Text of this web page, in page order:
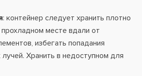
: контейнер следует хранить плотно
месте вдали от
избегать попадания
Хранить в недоступном для